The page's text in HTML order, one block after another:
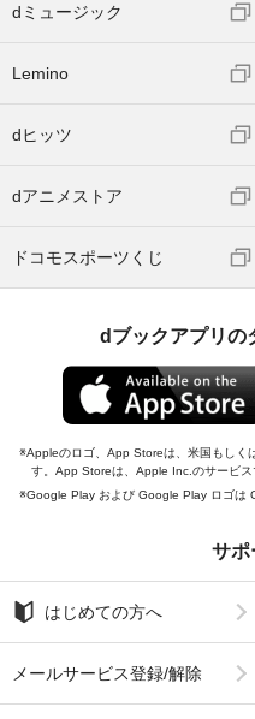
dミュージック
Lemino
dヒッツ
dアニメストア
ドコモスポーツくじ
dブックアプリの
Appleのロゴ、App Storeは、米国もしく
す。App Storeは、Apple Inc.のサービス
Google Play および Google Play ロゴは
サポ
はじめての方へ
メールサービス登録/解除